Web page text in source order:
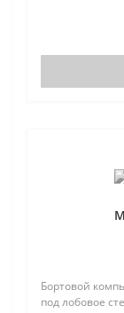
Бортовой
под лобовое